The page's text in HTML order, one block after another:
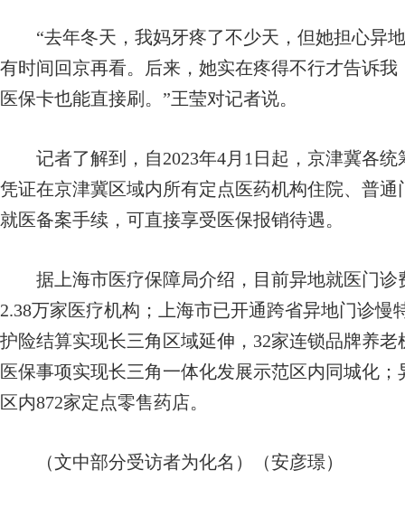
“去年冬天，我妈牙疼了不少天，但她担心异
有时间回京再看。后来，她实在疼得不行才告诉
医保卡也能直接刷。”王莹对记者说。
记者了解到，自2023年4月1日起，京津冀各统
凭证在京津冀区域内所有定点医药机构住院、普
就医备案手续，可直接享受医保报销待遇。
据上海市医疗保障局介绍，目前异地就医门诊
2.38万家医疗机构；上海市已开通跨省异地门诊慢
护险结算实现长三角区域延伸，32家连锁品牌养
医保事项实现长三角一体化发展示范区内同城化
区内872家定点零售药店。
（文中部分受访者为化名）（安彦璟）